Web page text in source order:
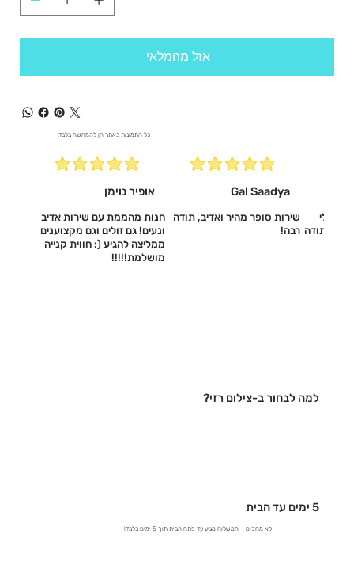
אזל מהמלאי
כל התמונות באתר הן להמחשה בלבד.
אופיר נוימן
חנות מהממת עם שירות אדיב
ונעים! גם זולים וגם מקצוענים
ממליצה להגיע (: חווית קנייה
מושלמת!!!!!‎
Gal Saadya
שירות סופר מהיר ואדיב, תודה
רבה!
לי
תודה
למה לבחור ב-צילום רזי?
5 ימים עד הבית
לא מחכים – המשלוח מגיע עד פתח הבית תוך 5 ימים בלבד!